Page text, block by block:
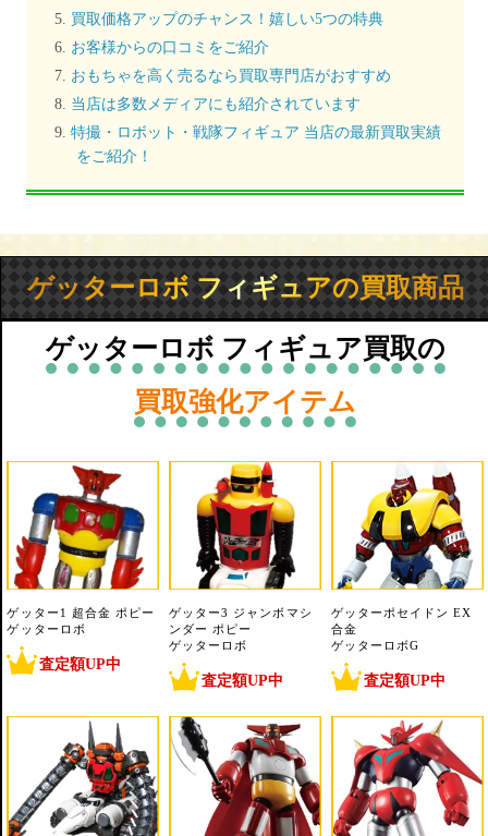
買取価格アップのチャンス！嬉しい5つの特典
お客様からの口コミをご紹介
おもちゃを高く売るなら買取専門店がおすすめ
当店は多数メディアにも紹介されています
特撮・ロボット・戦隊フィギュア 当店の最新買取実績
をご紹介！
ゲッターロボ フィギュアの買取商品
ゲッターロボ フィギュア買取の
買取強化アイテム
ゲッター1 超合金 ポピー
ゲッターロボ
査定額UP中
ゲッター3 ジャンボマシ
ンダー ポピー
ゲッターロボ
査定額UP中
ゲッターポセイドン EX
合金
ゲッターロボG
査定額UP中